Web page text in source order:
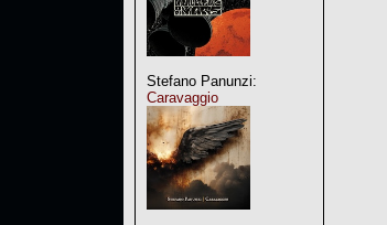
Stefano Panunzi:
Caravaggio